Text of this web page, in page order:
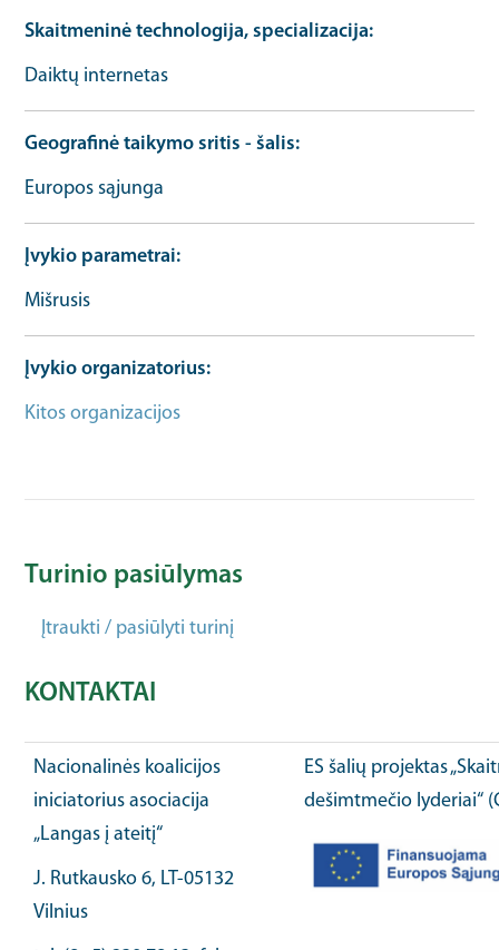
Skaitmeninė technologija, specializacija
Daiktų internetas
Geografinė taikymo sritis - šalis
Europos sąjunga
Įvykio parametrai
Mišrusis
Įvykio organizatorius
Kitos organizacijos
Turinio pasiūlymas
Įtraukti / pasiūlyti turinį
KONTAKTAI
Nacionalinės koalicijos
iniciatorius asociacija
„Langas į ateitį“
J. Rutkausko 6, LT-05132
Vilnius
ES šalių projektas
dešimtmečio lyderiai“